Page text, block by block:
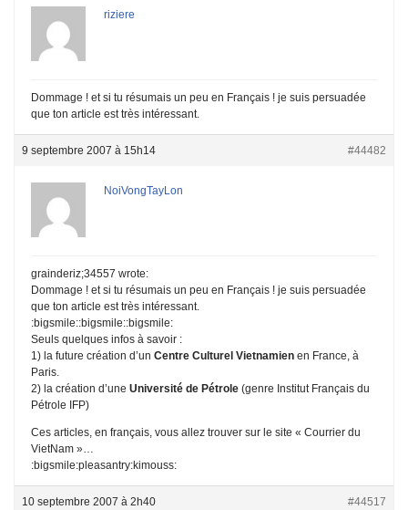
riziere
Dommage ! et si tu résumais un peu en Français ! je suis persuadée
que ton article est très intéressant.
9 septembre 2007 à 15h14 #44482
NoiVongTayLon
grainderiz;34557 wrote:
Dommage ! et si tu résumais un peu en Français ! je suis persuadée
que ton article est très intéressant.
:bigsmile::bigsmile::bigsmile:
Seuls quelques infos à savoir :
1) la future création d’un Centre Culturel Vietnamien en France, à
Paris.
2) la création d’une Université de Pétrole (genre Institut Français du
Pétrole IFP)
Ces articles, en français, vous allez trouver sur le site « Courrier du
VietNam »…
:bigsmile:pleasantry:kimouss:
10 septembre 2007 à 2h40 #44517